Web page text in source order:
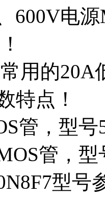
600V电
用的20A
特点！
管，型
管，
型